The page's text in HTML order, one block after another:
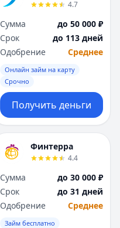
4.7
Сумма
до 50 000 ₽
Срок
до 113 дней
Одобрение
Среднее
Онлайн займ на карту
Срочно
Получить деньги
Финтерра
4.4
Сумма
до 30 000 ₽
Срок
до 31 дней
Одобрение
Среднее
Займ бесплатно